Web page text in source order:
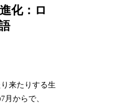
化：ロ
来たりする生
月からで、